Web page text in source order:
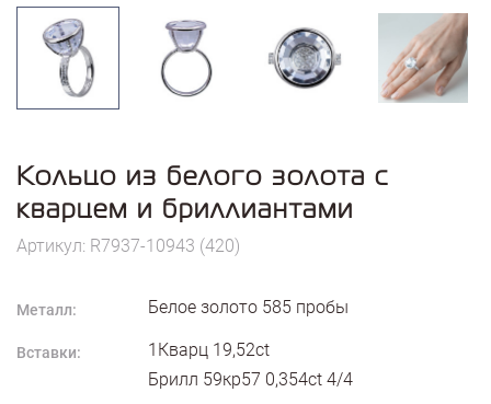
Кольцо из белого золота с
кварцем и бриллиантами
Артикул: R7937-10943 (420)
Металл: Белое золото 585 пробы
Вставки:
1Кварц 19,52ct
Брилл 59кр57 0,354ct 4/4